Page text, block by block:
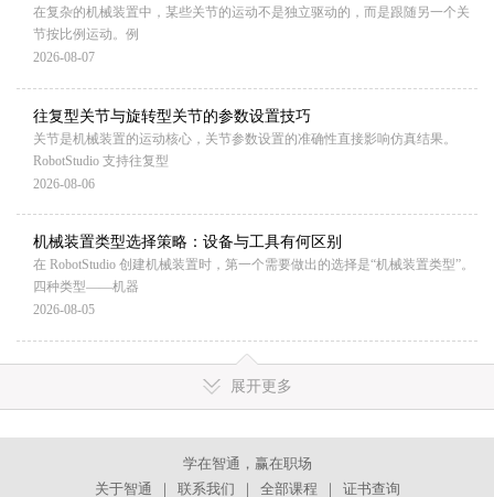
在复杂的机械装置中，某些关节的运动不是独立驱动的，而是跟随另一个关
节按比例运动。例
2026-08-07
往复型关节与旋转型关节的参数设置技巧
关节是机械装置的运动核心，关节参数设置的准确性直接影响仿真结果。
RobotStudio 支持往复型
2026-08-06
机械装置类型选择策略：设备与工具有何区别
在 RobotStudio 创建机械装置时，第一个需要做出的选择是“机械装置类型”。
四种类型——机器
2026-08-05
展开更多
学在智通，赢在职场
关于智通
｜ 联系我们 ｜ 全部课程 ｜ 证书查询